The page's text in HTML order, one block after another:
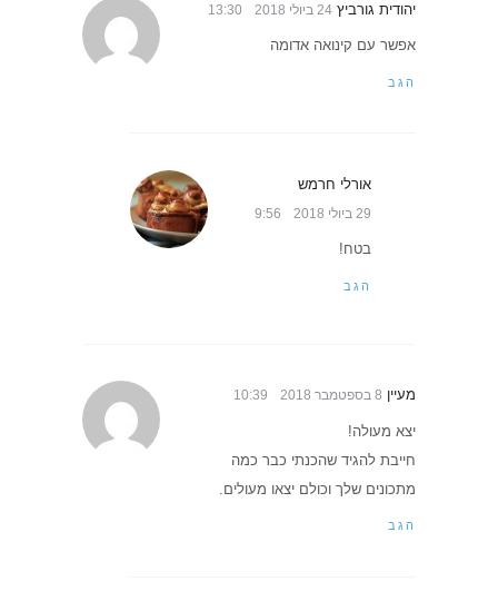
יהודית גורביץ 24 ביולי 2018 13:30
אפשר עם קינואה אדומה
הגב
אורלי חרמש
29 ביולי 2018 9:56
בטח!
הגב
מעיין 8 בספטמבר 2018 10:39
יצא מעולה!
חייבת להגיד שהכנתי כבר כמה
מתכונים שלך וכולם יצאו מעולים.
הגב